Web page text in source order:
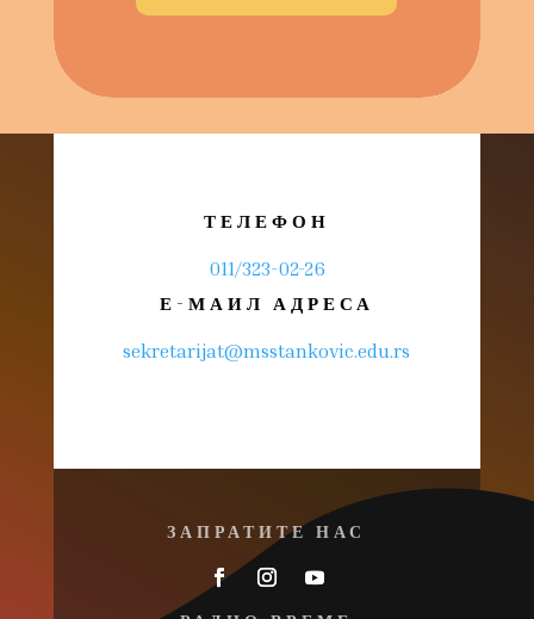
ТЕЛЕФОН
011/323-02-26
Е-МАИЛ АДРЕСА
sekretarijat@msstankovic.edu.rs
ЗАПРАТИТЕ НАС